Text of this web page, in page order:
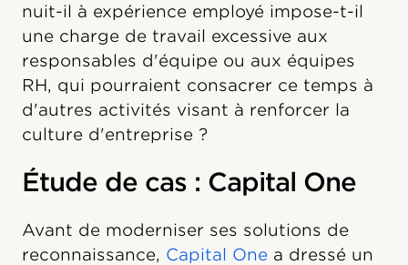
nuit-il à expérience employé impose-t-il
une charge de travail excessive aux
responsables d'équipe ou aux équipes
RH, qui pourraient consacrer ce temps à
d'autres activités visant à renforcer la
culture d'entreprise ?
Étude de cas : Capital One
Avant de moderniser ses solutions de
reconnaissance, Capital One a dressé un